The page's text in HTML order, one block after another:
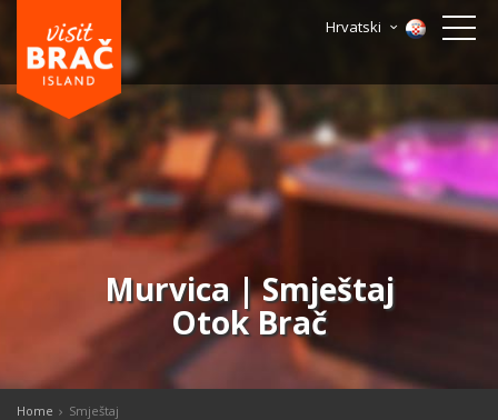
Hrvatski
Murvica | Smještaj
Otok Brač
Home Smještaj